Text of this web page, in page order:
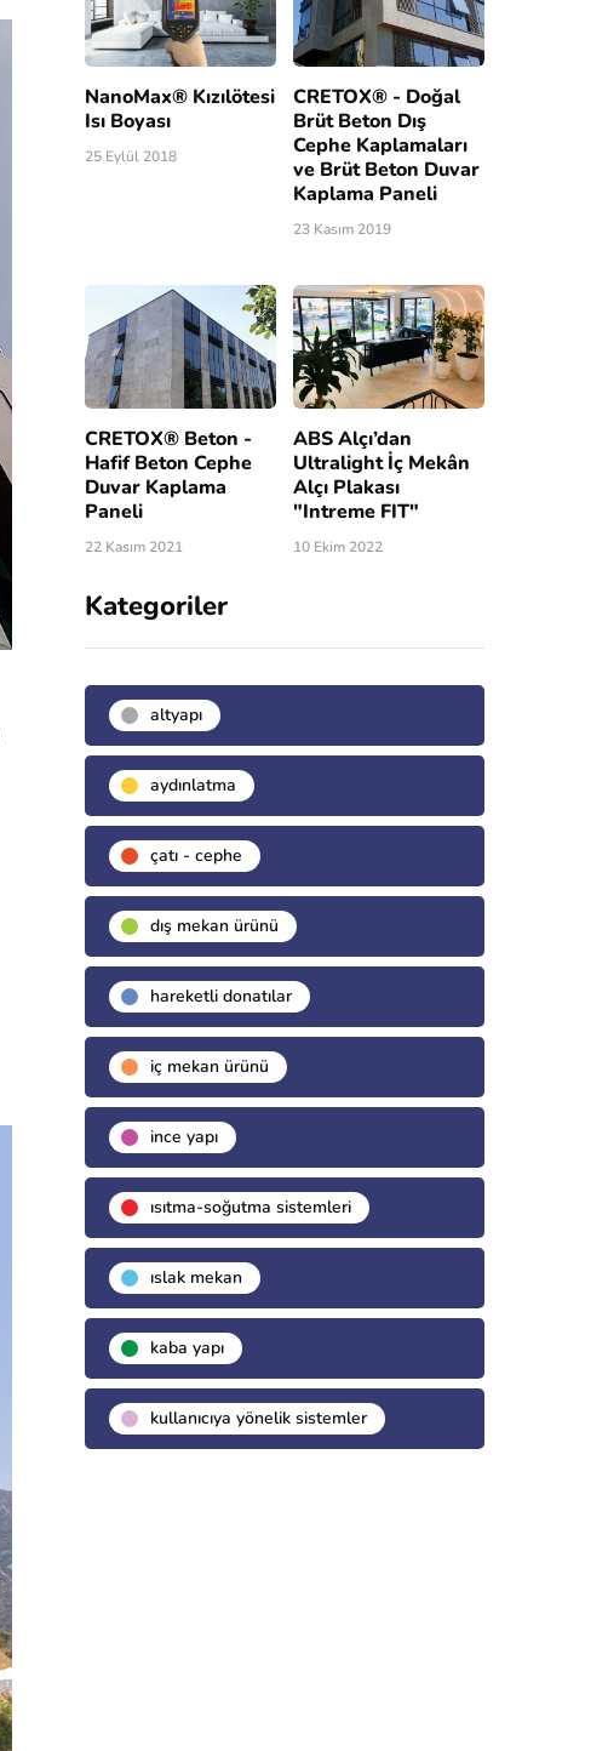
NanoMax® Kızılötesi
Isı Boyası
25 Eylül 2018
CRETOX® - Doğal
Brüt Beton Dış
Cephe Kaplamaları
ve Brüt Beton Duvar
Kaplama Paneli
23 Kasım 2019
CRETOX® Beton -
Hafif Beton Cephe
Duvar Kaplama
Paneli
22 Kasım 2021
ABS Alçı’dan
Ultralight İç Mekân
Alçı Plakası
"Intreme FIT"
10 Ekim 2022
Kategoriler
altyapı
aydınlatma
çatı - cephe
dış mekan ürünü
hareketli donatılar
i̇ç mekan ürünü
i̇nce yapı
isıtma-soğutma sistemleri
islak mekan
kaba yapı
kullanıcıya yönelik sistemler